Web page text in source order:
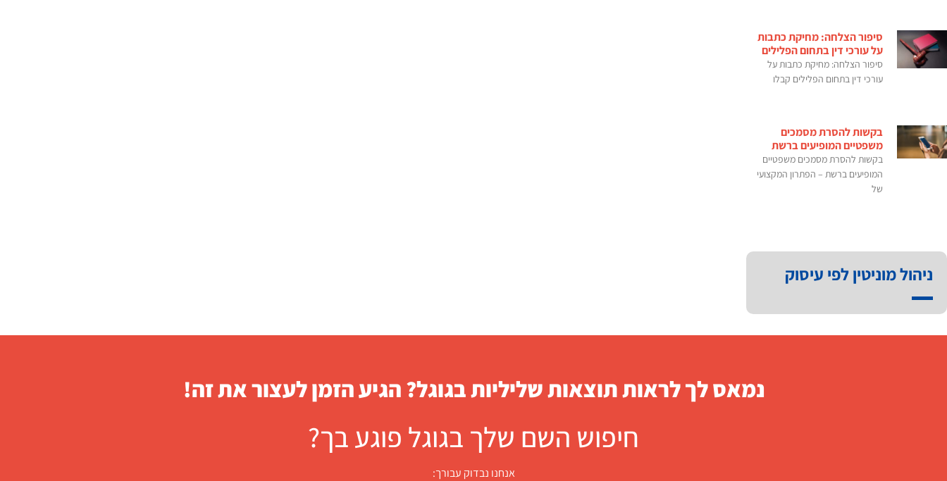
סיפור הצלחה: מחיקת כתבות
על עורכי דין בתחום הפלילים
סיפור הצלחה: מחיקת כתבות על
עורכי דין בתחום הפלילים קבלו
בקשות להסרת מסמכים
משפטיים המופיעים ברשת
בקשות להסרת מסמכים משפטיים
המופיעים ברשת – הפתרון המקצועי
של
ניהול מוניטין לפי עיסוק
נמאס לך לראות תוצאות שליליות בגוגל? הגיע הזמן לעצור את זה!
חיפוש השם שלך בגוגל פוגע בך?
אנחנו נבדוק עבורך: